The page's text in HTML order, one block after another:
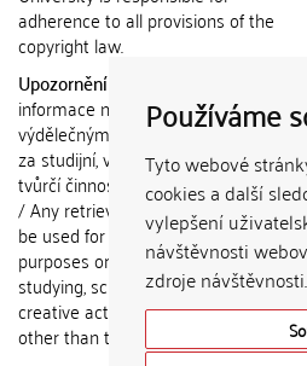
Používáme
Tyto webové
cookies a další
vylepšení
návštěvnosti
zdroje návštěvnosti.
adherence to all provisions of the
copyright law.
Upozornění / Notice:
informace nemohou být použity k
výdělečným účelům nebo vydávány
za studijní, vědeckou nebo jinou
tvůrčí činnost jiné osoby než autora.
/ Any retrieved information shall not
be used for any commercial
purposes or claimed as results of
studying, scientific or any other
creative activities of any person
other than the author.